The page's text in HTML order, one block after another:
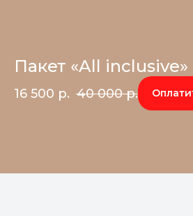
Пакет «All inclusive»
16 500 р. 40 000 р.